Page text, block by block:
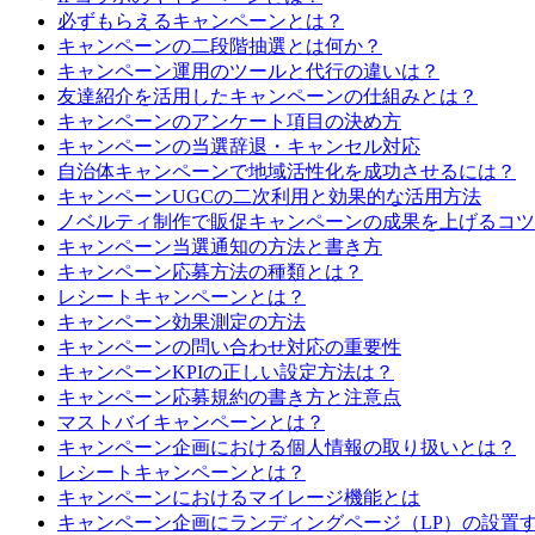
必ずもらえるキャンペーンとは？
キャンペーンの二段階抽選とは何か？
キャンペーン運用のツールと代行の違いは？
友達紹介を活用したキャンペーンの仕組みとは？
キャンペーンのアンケート項目の決め方
キャンペーンの当選辞退・キャンセル対応
自治体キャンペーンで地域活性化を成功させるには？
キャンペーンUGCの二次利用と効果的な活用方法
ノベルティ制作で販促キャンペーンの成果を上げるコツ
キャンペーン当選通知の方法と書き方
キャンペーン応募方法の種類とは？
レシートキャンペーンとは？
キャンペーン効果測定の方法
キャンペーンの問い合わせ対応の重要性
キャンペーンKPIの正しい設定方法は？
キャンペーン応募規約の書き方と注意点
マストバイキャンペーンとは？
キャンペーン企画における個人情報の取り扱いとは？
レシートキャンペーンとは？
キャンペーンにおけるマイレージ機能とは
キャンペーン企画にランディングページ（LP）の設置